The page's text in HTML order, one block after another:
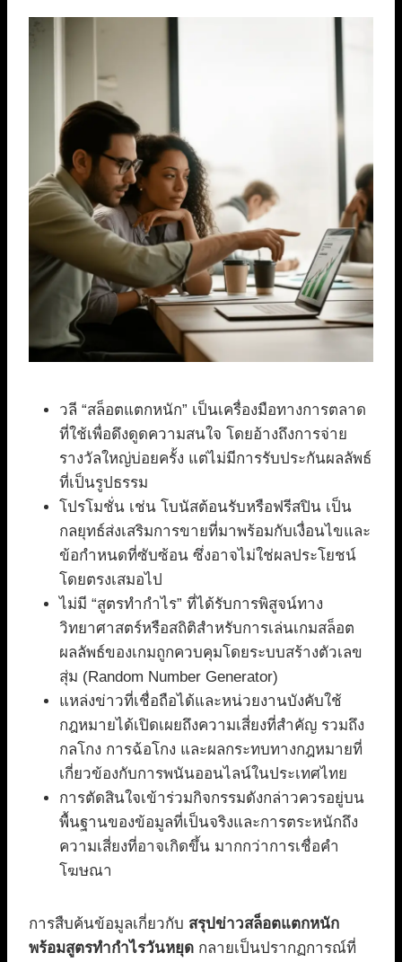
วลี “สล็อตแตกหนัก” เป็นเครื่องมือทางการตลาด
ที่ใช้เพื่อดึงดูดความสนใจ โดยอ้างถึงการจ่าย
รางวัลใหญ่บ่อยครั้ง แต่ไม่มีการรับประกันผลลัพธ์
ที่เป็นรูปธรรม
โปรโมชั่น เช่น โบนัสต้อนรับหรือฟรีสปิน เป็น
กลยุทธ์ส่งเสริมการขายที่มาพร้อมกับเงื่อนไขและ
ข้อกำหนดที่ซับซ้อน ซึ่งอาจไม่ใช่ผลประโยชน์
โดยตรงเสมอไป
ไม่มี “สูตรทำกำไร” ที่ได้รับการพิสูจน์ทาง
วิทยาศาสตร์หรือสถิติสำหรับการเล่นเกมสล็อต
ผลลัพธ์ของเกมถูกควบคุมโดยระบบสร้างตัวเลข
สุ่ม (Random Number Generator)
แหล่งข่าวที่เชื่อถือได้และหน่วยงานบังคับใช้
กฎหมายได้เปิดเผยถึงความเสี่ยงที่สำคัญ รวมถึง
กลโกง การฉ้อโกง และผลกระทบทางกฎหมายที่
เกี่ยวข้องกับการพนันออนไลน์ในประเทศไทย
การตัดสินใจเข้าร่วมกิจกรรมดังกล่าวควรอยู่บน
พื้นฐานของข้อมูลที่เป็นจริงและการตระหนักถึง
ความเสี่ยงที่อาจเกิดขึ้น มากกว่าการเชื่อคำ
โฆษณา
การสืบค้นข้อมูลเกี่ยวกับ สรุปข่าวสล็อตแตกหนัก
พร้อมสูตรทำกำไรวันหยุด กลายเป็นปรากฏการณ์ที่